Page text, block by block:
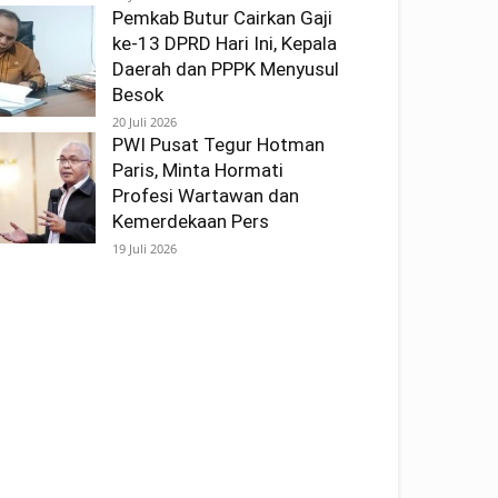
Pemkab Butur Cairkan Gaji
ke-13 DPRD Hari Ini, Kepala
Daerah dan PPPK Menyusul
Besok
20 Juli 2026
PWI Pusat Tegur Hotman
Paris, Minta Hormati
Profesi Wartawan dan
Kemerdekaan Pers
19 Juli 2026